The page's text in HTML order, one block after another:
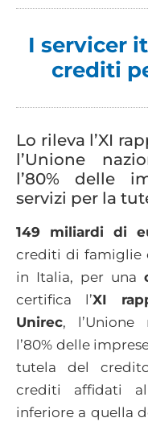
I servicer
crediti
Lo rileva l’XI
l’Unione
l’80% delle
servizi per la
149 miliardi di
crediti di famiglie
in Italia, per una
certifica l’XI
Unirec, l’Unione
l’80% delle
tutela del
crediti affidati
inferiore a quella